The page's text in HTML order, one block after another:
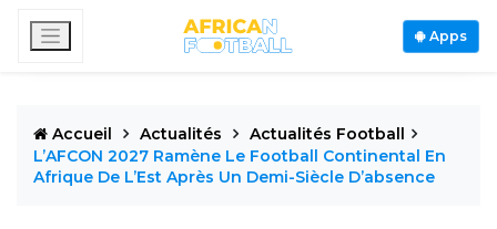
Apps
Accueil Actualités
Actualités Football
L’AFCON 2027 Ramène Le Football Continental En
Afrique De L’Est Après Un Demi-Siècle D’absence